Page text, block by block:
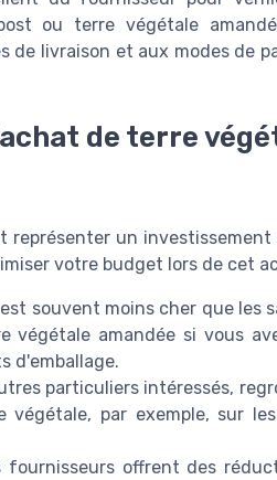
ou terre végétale
livraison et aux modes de
de terre
représenter un
votre budget lors de cet
souvent moins cher que les
amandée si vous
d'emballage.
particuliers intéressés,
par exemple, sur
fournisseurs offrent des